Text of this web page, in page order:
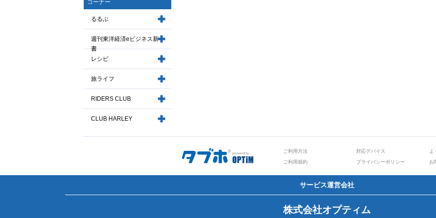
コーナー
るるぶ
週刊東洋経済eビジネス新
書
レシピ
旅ライフ
RIDERS CLUB
CLUB HARLEY
ご利用方法 対応デバイス
よ
ご利用規約
プライバシーポリシー お
サービス運営会社
株式会社オプティム